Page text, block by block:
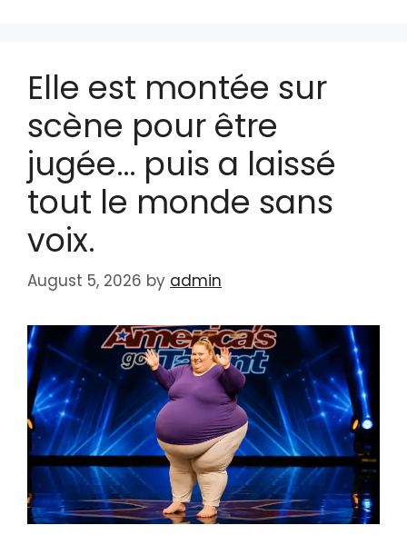
Elle est montée sur
scène pour être
jugée… puis a laissé
tout le monde sans
voix.
August 5, 2026 by admin